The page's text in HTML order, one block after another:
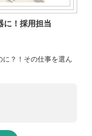
に！採用担当
？！その仕事を選ん